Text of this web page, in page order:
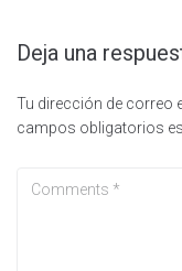
Deja una
Tu dirección de correo
campos obligatorios